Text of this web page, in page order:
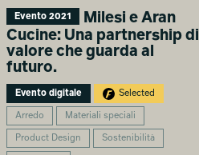
Evento 2021
Milesi e Aran
Cucine: Una partnership di
valore che guarda al
futuro.
Evento digitale Selected
Arredo Materiali speciali
Product Design Sostenibilità